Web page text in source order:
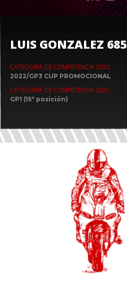
LUIS GONZALEZ 685
CATEGORÍA DE COMPETENCIA 2022
2022/GP3 CUP PROMOCIONAL
CATEGORÍA DE COMPETENCIA 2021
GP1 (15ª posición)